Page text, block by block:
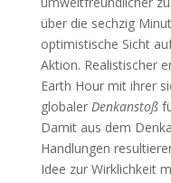
über die sechzig
optimistische Sicht
Aktion. Realistischer
Earth Hour mit ihrer
globaler Denkanstoß
Damit aus dem
Handlungen
Idee zur Wirklichkeit